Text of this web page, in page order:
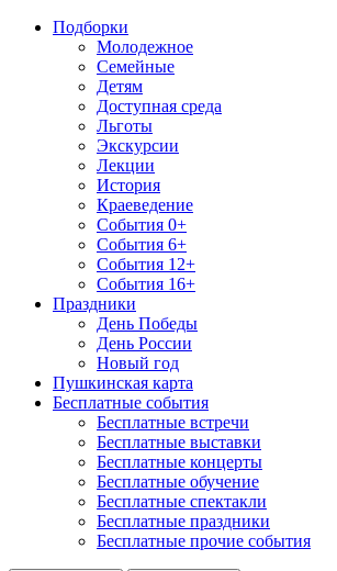
Подборки
Молодежное
Семейные
Детям
Доступная среда
Льготы
Экскурсии
Лекции
История
Краеведение
События 0+
События 6+
События 12+
События 16+
Праздники
День Победы
День России
Новый год
Пушкинская карта
Бесплатные события
Бесплатные встречи
Бесплатные выставки
Бесплатные концерты
Бесплатные обучение
Бесплатные спектакли
Бесплатные праздники
Бесплатные прочие события